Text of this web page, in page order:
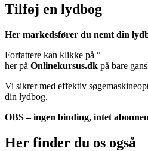
Tilføj en lydbog
Her markedsfører du nemt din
Forfattere kan klikke på “
her på Onlinekursus.dk på bare
Vi sikrer med effektiv
din lydbog.
OBS – ingen binding, intet
Her finder du os også